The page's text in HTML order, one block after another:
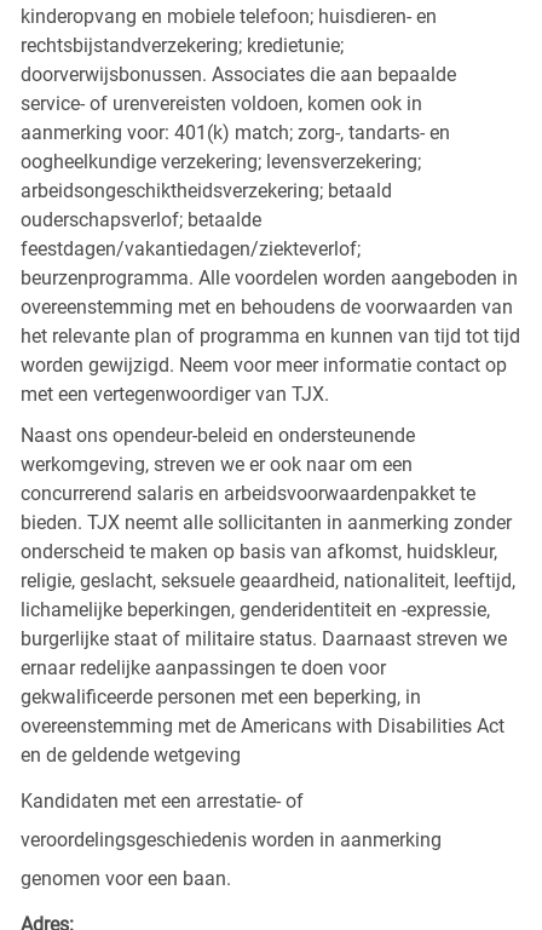
kinderopvang en mobiele telefoon; huisdieren- en
rechtsbijstandverzekering; kredietunie;
doorverwijsbonussen. Associates die aan bepaalde
service- of urenvereisten voldoen, komen ook in
aanmerking voor: 401(k) match; zorg-, tandarts- en
oogheelkundige verzekering; levensverzekering;
arbeidsongeschiktheidsverzekering; betaald
ouderschapsverlof; betaalde
feestdagen/vakantiedagen/ziekteverlof;
beurzenprogramma. Alle voordelen worden aangeboden in
overeenstemming met en behoudens de voorwaarden van
het relevante plan of programma en kunnen van tijd tot tijd
worden gewijzigd. Neem voor meer informatie contact op
met een vertegenwoordiger van TJX.
Naast ons opendeur-beleid en ondersteunende
werkomgeving, streven we er ook naar om een
concurrerend salaris en arbeidsvoorwaardenpakket te
bieden. TJX neemt alle sollicitanten in aanmerking zonder
onderscheid te maken op basis van afkomst, huidskleur,
religie, geslacht, seksuele geaardheid, nationaliteit, leeftijd,
lichamelijke beperkingen, genderidentiteit en -expressie,
burgerlijke staat of militaire status. Daarnaast streven we
ernaar redelijke aanpassingen te doen voor
gekwalificeerde personen met een beperking, in
overeenstemming met de Americans with Disabilities Act
en de geldende wetgeving
Kandidaten met een arrestatie- of
veroordelingsgeschiedenis worden in aanmerking
genomen voor een baan.
Adres: